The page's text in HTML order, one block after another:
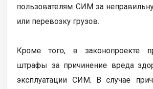
пользователям СИМ за
или перевозку грузов.
Кроме того, в законопроекте
штрафы за причинение вреда
эксплуатации СИМ. В случае